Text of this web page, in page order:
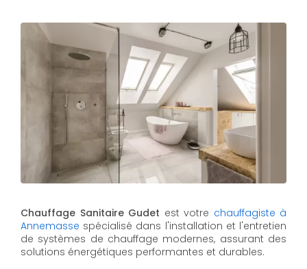
Chauffage Sanitaire Gudet est votre chauffagiste à
Annemasse spécialisé dans l'installation et l'entretien
de systèmes de chauffage modernes, assurant des
solutions énergétiques performantes et durables.